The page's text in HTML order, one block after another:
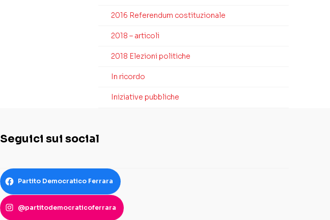
2016 Referendum costituzionale
2018 – articoli
2018 Elezioni politiche
In ricordo
Iniziative pubbliche
Seguici sui social
Partito Democratico Ferrara
@partitodemocraticoferrara